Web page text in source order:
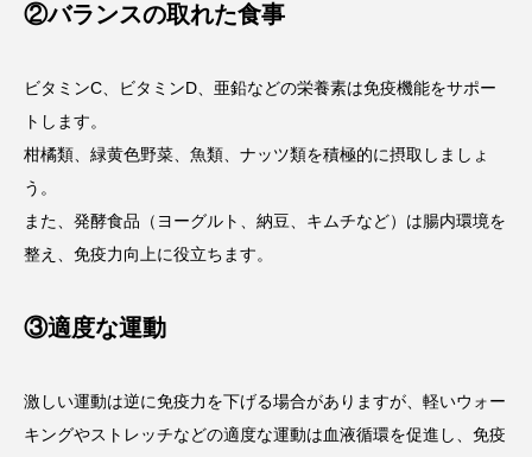
②バランスの取れた食事
ビタミンC、ビタミンD、亜鉛などの栄養素は免疫機能をサポー
トします。
柑橘類、緑黄色野菜、魚類、ナッツ類を積極的に摂取しましょ
う。
また、発酵食品（ヨーグルト、納豆、キムチなど）は腸内環境を
整え、免疫力向上に役立ちます。
③適度な運動
激しい運動は逆に免疫力を下げる場合がありますが、軽いウォー
キングやストレッチなどの適度な運動は血液循環を促進し、免疫